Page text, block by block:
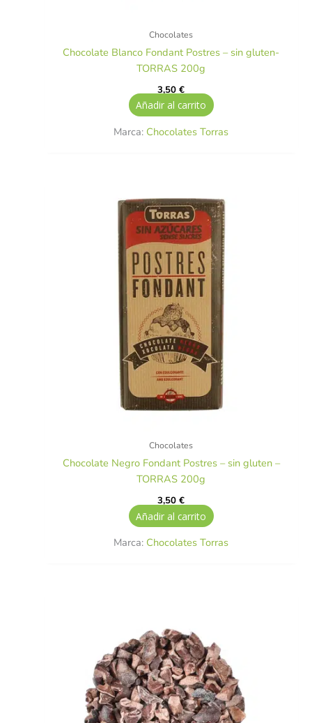
Chocolates
Chocolate Blanco Fondant Postres – sin gluten-
TORRAS 200g
3,50€
Añadir al carrito
Marca: Chocolates Torras
Chocolates
Chocolate Negro Fondant Postres – sin gluten –
TORRAS 200g
3,50€
Añadir al carrito
Marca: Chocolates Torras